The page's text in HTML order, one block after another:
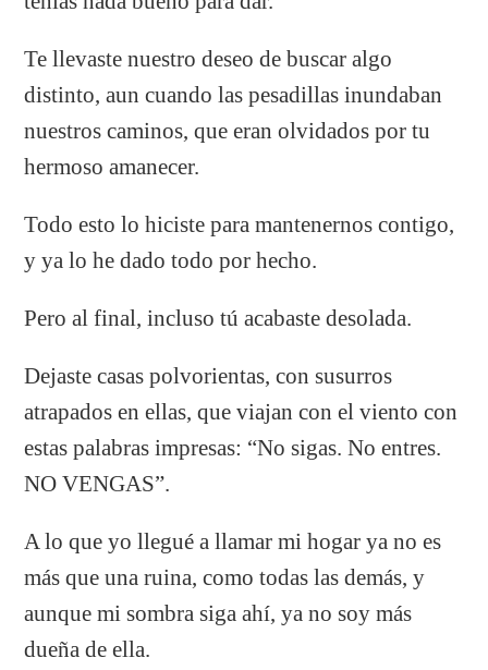
Te llevaste nuestro deseo de buscar algo
distinto, aun cuando las pesadillas inundaban
nuestros caminos, que eran olvidados por tu
hermoso amanecer.
Todo esto lo hiciste para mantenernos contigo,
y ya lo he dado todo por hecho.
Pero al final, incluso tú acabaste desolada.
Dejaste casas polvorientas, con susurros
atrapados en ellas, que viajan con el viento con
estas palabras impresas: “No sigas. No entres.
NO VENGAS”.
A lo que yo llegué a llamar mi hogar ya no es
más que una ruina, como todas las demás, y
aunque mi sombra siga ahí, ya no soy más
dueña de ella.